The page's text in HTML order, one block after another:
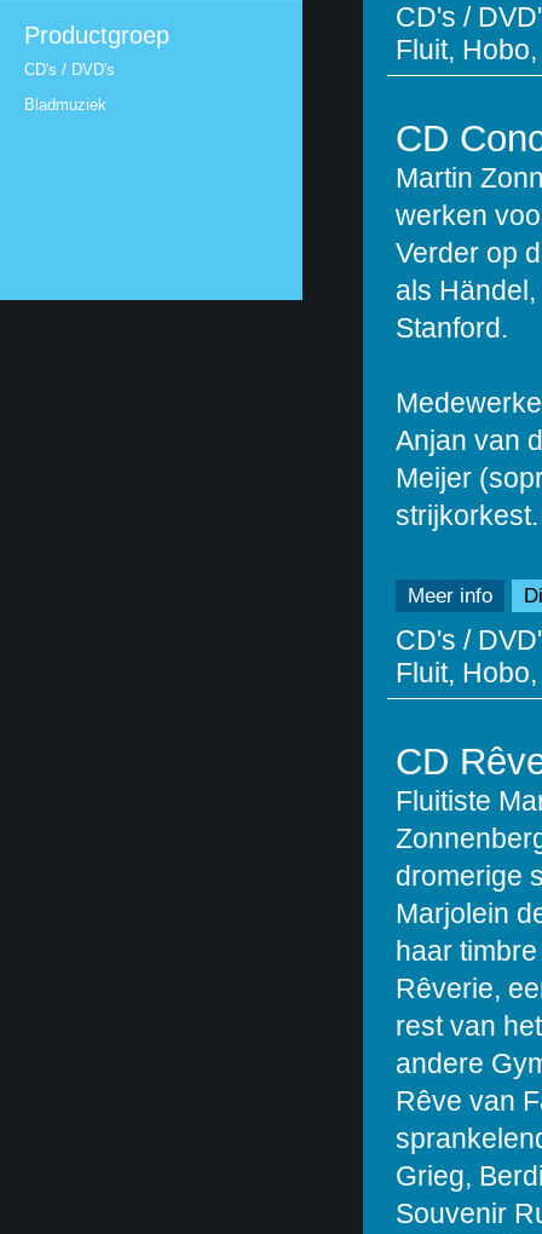
Productgroep
CD's / DVD's
Bladmuziek
CD's /
Fluit,
CD
Martin
werken
Verder op
als
Stanford.
Anjan van
Meijer
Meer info
CD's /
Fluit,
CD
Fluitiste
dromerige
Marjolein
haar
Rêverie,
rest van
andere
Rêve van
Grieg,
Souvenir